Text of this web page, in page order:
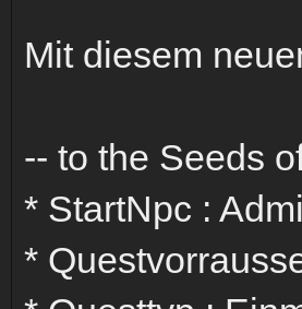
Mit diesem
-- to the Seeds
* StartNpc :
*